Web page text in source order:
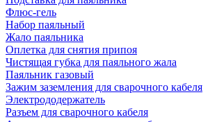
Флюс-гель
Набор паяльный
Жало паяльника
Оплетка для снятия припоя
Чистящая губка для паяльного жала
Паяльник газовый
Зажим заземления для сварочного кабеля
Электрододержатель
Разъем для сварочного кабеля